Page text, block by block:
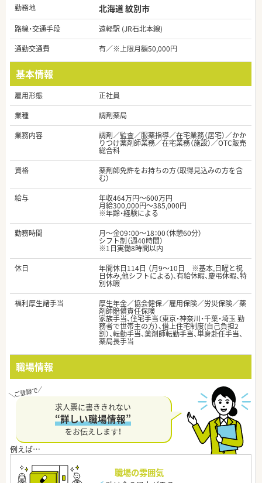
勤務地 北海道 紋別市
路線・交通手段
遠軽駅 (JR石北本線)
通勤交通費
有／※上限月額50,000円
基本情報
雇用形態
正社員
業種
調剤薬局
業務内容
調剤／監査／服薬指導／在宅業務（居宅）／かか
りつけ薬剤師業務／在宅業務（施設）／OTC販売
総合科
資格
薬剤師免許をお持ちの方（取得見込みの方を含
む）
給与
年収464万円～600万円
月給300,000円～385,000円
※年齢・経験による
勤務時間
月～金09：00～18：00（休憩60分）
シフト制（週40時間）
※1日実働8時間以内
休日
年間休日114日 （月9～10日 ※基本,日曜と祝
日休み,他シフトによる)、有給休暇、慶弔休暇、特
別休暇
福利厚生諸手当
厚生年金／協会健保／雇用保険／労災保険／薬
剤師賠償責任保険
家族手当、住宅手当（東京・神奈川・千葉・埼玉 勤
務者で世帯主の方）、借上住宅制度(自己負担2
割）、転勤手当、薬剤師転勤手当、単身赴任手当、
薬局長手当
職場情報
求人票に書ききれない
“詳しい職場情報”
をお伝えします！
職場の雰囲気